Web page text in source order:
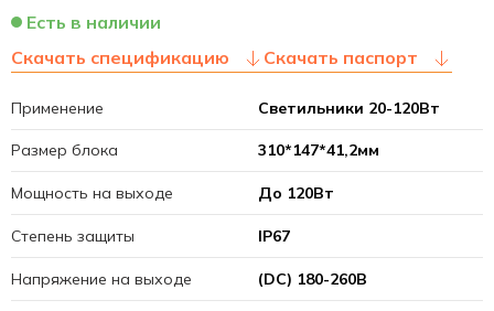
Есть в наличии
Скачать спецификацию
Скачать паспорт
Применение Светильники 20-120Вт
Размер блока 310*147*41,2мм
Мощность на выходе До 120Вт
Степень защиты IP67
Напряжение на выходе (DC) 180-260В